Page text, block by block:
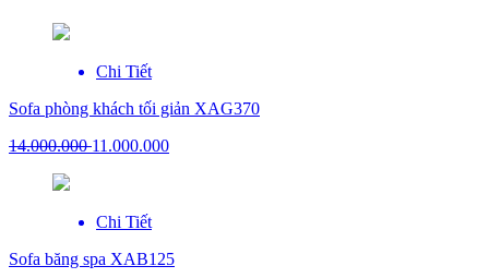
Chi Tiết
Sofa phòng khách tối giản XAG370
14.000.00011.000.000
Chi Tiết
Sofa băng spa XAB125